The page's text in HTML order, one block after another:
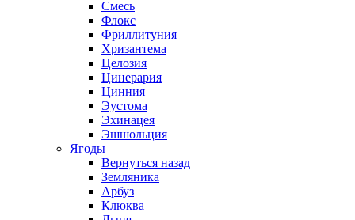
Смесь
Флокс
Фриллитуния
Хризантема
Целозия
Цинерария
Цинния
Эустома
Эхинацея
Эшшольция
Ягоды
Вернуться назад
Земляника
Арбуз
Клюква